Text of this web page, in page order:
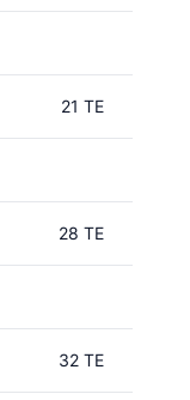
21 TE
28 TE
32 TE